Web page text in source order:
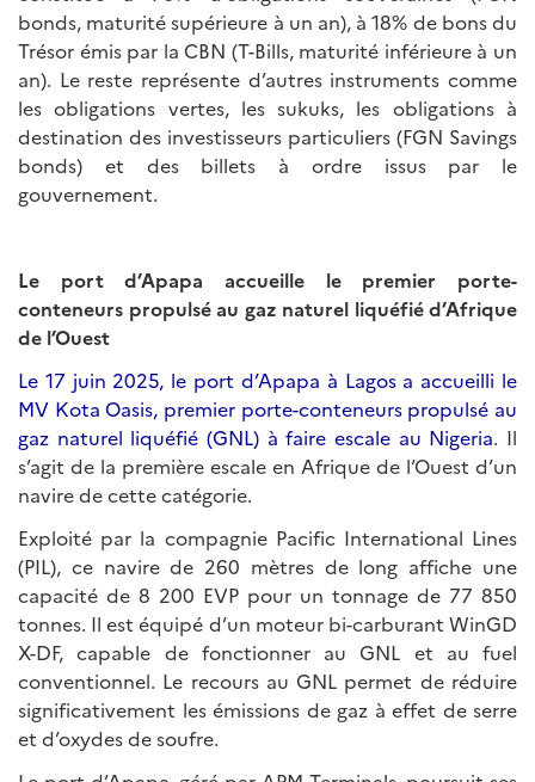
bonds, maturité supérieure à un an), à 18% de bons du
Trésor émis par la CBN (T-Bills, maturité inférieure à un
an). Le reste représente d’autres instruments comme
les obligations vertes, les sukuks, les obligations à
destination des investisseurs particuliers (FGN Savings
bonds) et des billets à ordre issus par le
gouvernement.
Le port d’Apapa accueille le premier porte-
conteneurs propulsé au gaz naturel liquéfié d’Afrique
de l’Ouest
Le 17 juin 2025, le port d’Apapa à Lagos a accueilli le
MV Kota Oasis, premier porte-conteneurs propulsé au
gaz naturel liquéfié (GNL) à faire escale au Nigeria. Il
s’agit de la première escale en Afrique de l’Ouest d’un
navire de cette catégorie.
Exploité par la compagnie Pacific International Lines
(PIL), ce navire de 260 mètres de long affiche une
capacité de 8 200 EVP pour un tonnage de 77 850
tonnes. Il est équipé d’un moteur bi-carburant WinGD
X-DF, capable de fonctionner au GNL et au fuel
conventionnel. Le recours au GNL permet de réduire
significativement les émissions de gaz à effet de serre
et d’oxydes de soufre.